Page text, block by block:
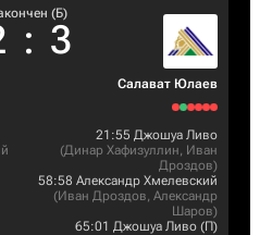
(Б)
: 3
Салават Юлаев
21:55 Джошуа Ливо
(Динар Хафизуллин, Иван
Дроздов)
58:58 Александр Хмелевский
(Иван Дроздов, Александр
Шаров)
65:01 Джошуа Ливо (П)